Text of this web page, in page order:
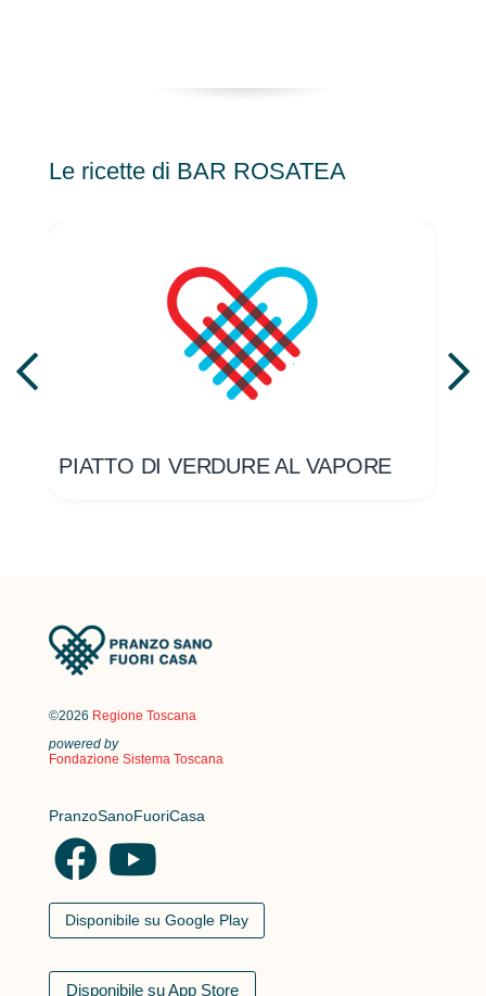
Le ricette di BAR ROSATEA
PIATTO DI VERDURE AL VAPORE
©2026 Regione Toscana
powered by
Fondazione Sistema Toscana
PranzoSanoFuoriCasa
Disponibile su Google Play
Disponibile su App Store